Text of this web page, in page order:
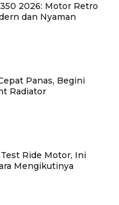
2026: Motor Retro
dan Nyaman
Panas, Begini
Radiator
Ride Motor, Ini
Mengikutinya